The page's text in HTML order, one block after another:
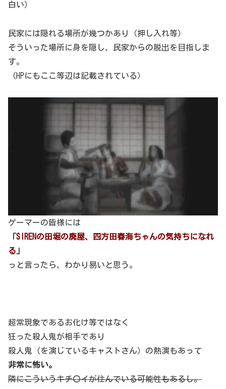
白い）
民家には隠れる場所が幾つかあり（押し入れ等）
そういった場所に身を隠し、民家からの脱出を目指しま
す。
（HPにもここ等辺は記載されている）
ゲーマーの皆様には
「SIRENの田堀の廃屋、四方田春海ちゃんの気持ちになれ
る
っと言ったら、わかり易いと思う。
超常現象であるお化け等ではなく
狂った殺人鬼が相手であり
殺人鬼（を演じているキャストさん）の熱演もあって
非常に怖い。
隣にこういうキチ〇イが住んでいる可能性もあるし。